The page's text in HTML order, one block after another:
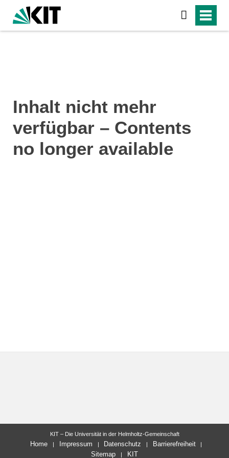
Inhalt nicht mehr
verfügbar – Contents
no longer available
KIT – Die Universität in der Helmholtz-Gemeinschaft
Home Impressum Datenschutz
Barrierefreiheit
Sitemap
KIT